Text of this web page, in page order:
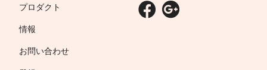
プロダクト
情報
お問い合わせ